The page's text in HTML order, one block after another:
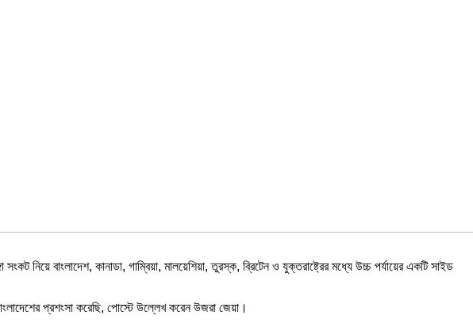
নিয়ে বাংলাদেশ, কানাডা, গাম্বিয়া, মালয়েশিয়া, তুরস্ক, ব্রিটেন ও যুক্তরাষ্ট্রের মধ্যে উচ্চ পর্যায়ের একটি সাইড
প্রশংসা করেছি, পোস্টে উল্লেখ করেন উজরা জেয়া।